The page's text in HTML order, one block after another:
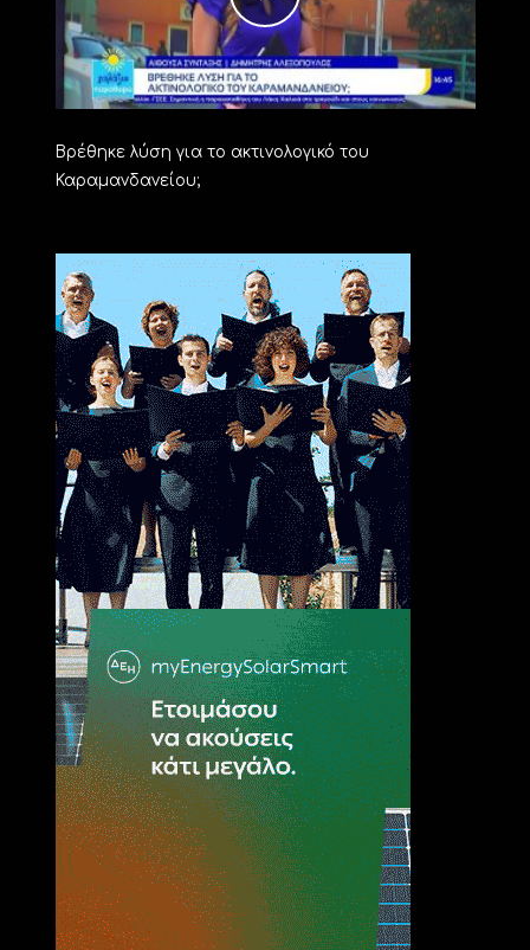
Βρέθηκε λύση για το ακτινολογικό του
Καραμανδανείου;